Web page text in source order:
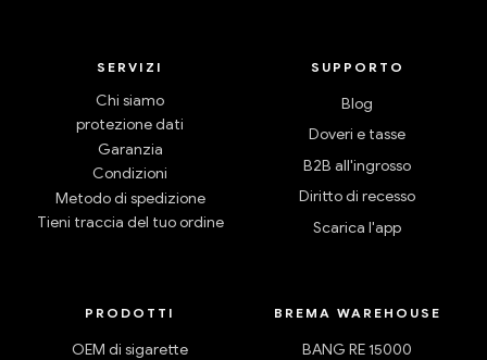
SERVIZI
Chi siamo
protezione dati
Garanzia
Condizioni
Metodo di spedizione
Tieni traccia del tuo ordine
SUPPORTO
Blog
Doveri e tasse
B2B all'ingrosso
Diritto di recesso
Scarica l'app
PRODOTTI
OEM di sigarette
BREMA WAREHOUSE
BANG RE 15000